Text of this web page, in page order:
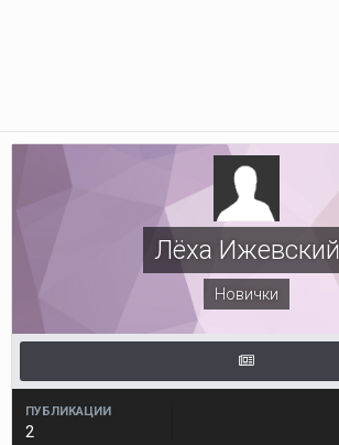
Лёха Ижевский
Новички
ПУБЛИКАЦИИ
2